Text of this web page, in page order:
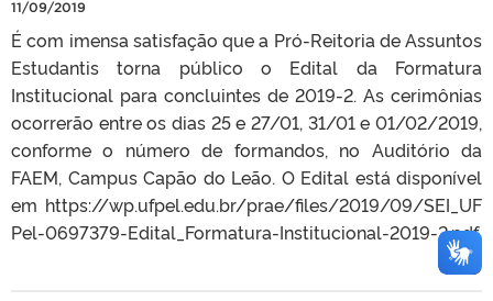
11/09/2019
É com imensa satisfação que a Pró-Reitoria de Assuntos
Estudantis torna público o Edital da Formatura
Institucional para concluintes de 2019-2. As cerimônias
ocorrerão entre os dias 25 e 27/01, 31/01 e 01/02/2019,
conforme o número de formandos, no Auditório da
FAEM, Campus Capão do Leão. O Edital está disponível
em https://wp.ufpel.edu.br/prae/files/2019/09/SEI_UF
Pel-0697379-Edital_Formatura-Institucional-2019-2.pdf